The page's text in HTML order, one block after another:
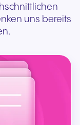
uns bereits